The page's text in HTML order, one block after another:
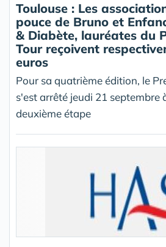
Toulouse : Les
pouce de Bruno et
& Diabète, lauréates du
Tour reçoivent
euros
Pour sa quatrième édition, le
s'est arrêté jeudi 21 septembre
deuxième étape